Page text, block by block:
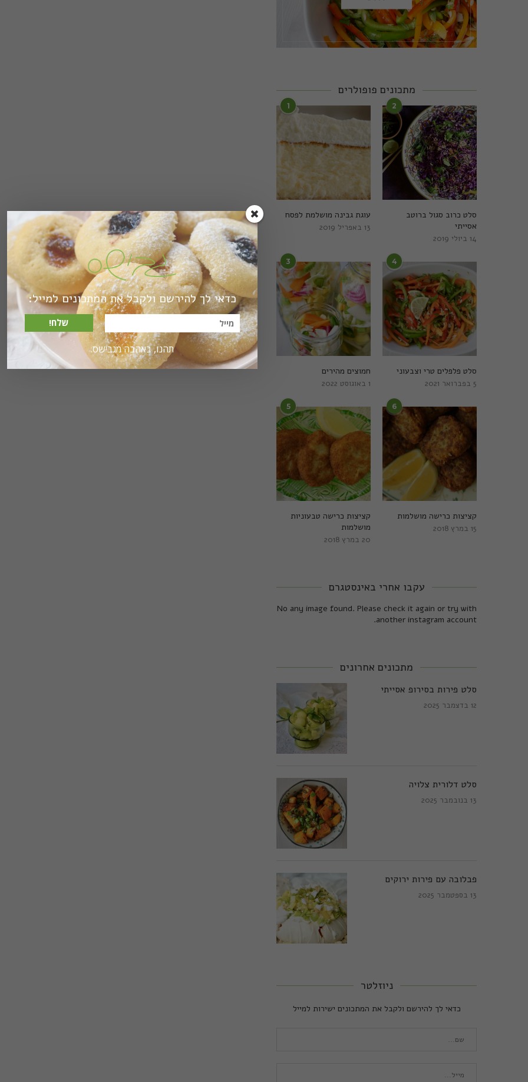
מתכונים פופולרים
1
עוגת גבינה מושלמת לפסח
13 באפריל 2019
2
סלט כרוב סגול ברוטב
אסייתי
14 ביולי 2019
3
חמוצים מהירים
1 באוגוסט 2022
4
סלט פלפלים טרי וצבעוני
5 בפברואר 2021
5
קציצות כרישה טבעוניות
מושלמות
20 במרץ 2018
6
קציצות כרישה מושלמות
15 במרץ 2018
עקבו אחרי באינסטגרם
No any image found. Please check it again or try with
another instagram account.
מתכונים אחרונים
סלט פירות בסירופ אסייתי
12 בדצמבר 2025
סלט דלורית צלויה
13 בנובמבר 2025
פבלובה עם פירות ירוקים
13 בספטמבר 2025
ניוזלטר
כדאי לך להירשם ולקבל את המתכונים ישירות למייל
כדאי לך להירשם ולקבל את המתכונים למייל:
שלח!
תהנו, באהבה מגבישס.